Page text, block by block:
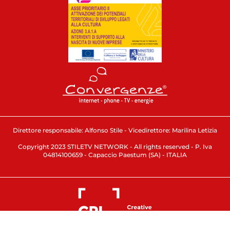
Direttore responsabile: Alfonso Stile - Vicedirettore: Marilina Letizia
Copyright 2023 STILETV NETWORK - All rights reserved - P. Iva
04814100659 - Capaccio Paestum (SA) - ITALIA